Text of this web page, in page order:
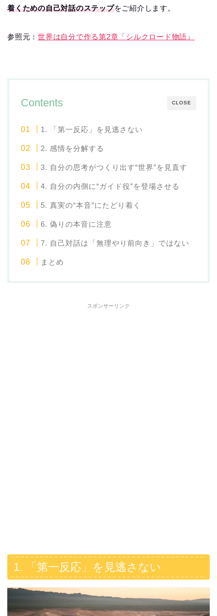
着くための自己対話のステップをご紹介します。
参照元：世界は自分で作る第2章「シルクロード物語』
CLOSE
Contents
1. 「第一反応」を見逃さない
2. 感情を分解する
3. 自分の思考がつくり出す“世界”を見直す
4. 自分の内側に“ガイド役”を登場させる
5. 真実の“本音”にたどり着く
6. 偽りの本音に注意
7. 自己対話は「無理やり前向き」ではない
まとめ
スポンサーリンク
1. 「第一反応」を見逃さない